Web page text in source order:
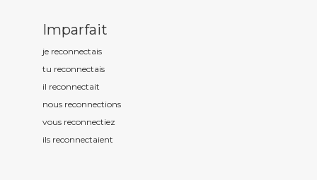
Imparfait
je reconnectais
tu reconnectais
il reconnectait
nous reconnections
vous reconnectiez
ils reconnectaient